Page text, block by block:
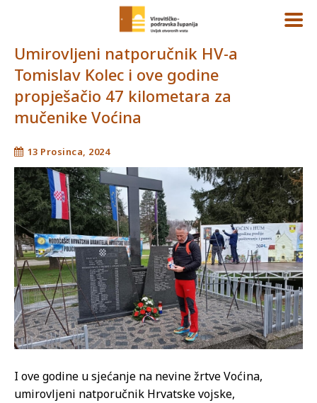
Umirovljeni natporučnik HV-a
Tomislav Kolec i ove godine
propješačio 47 kilometara za
mučenike Voćina
13 Prosinca, 2024
I ove godine u sjećanje na nevine žrtve Voćina,
umirovljeni natporučnik Hrvatske vojske,